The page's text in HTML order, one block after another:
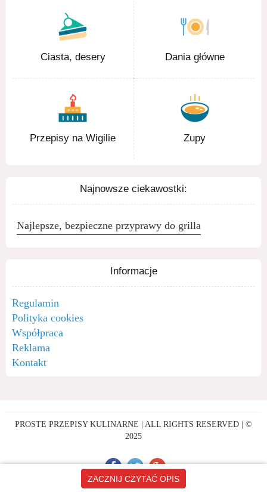
ZACZNIJ CZYTAĆ OPIS
Ciasta, desery Dania główne
Przepisy na Wigilie Zupy
Najnowsze ciekawostki:
Najlepsze, bezpieczne przyprawy do grilla
Informacje
Regulamin
Polityka cookies
Współpraca
Reklama
Kontakt
PROSTE PRZEPISY KULINARNE | ALL RIGHTS RESERVED | ©
2025